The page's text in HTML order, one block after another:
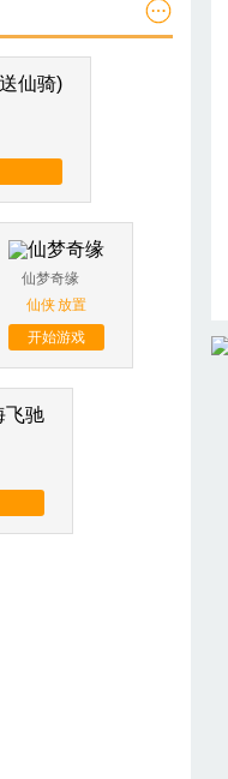
仙梦奇缘
仙侠放置
开始游戏